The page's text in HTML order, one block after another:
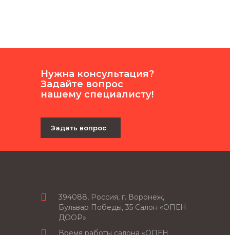
Нужна консультация?
Задайте вопрос
нашему специалисту!
Задать вопрос
394088, Россия, г. Воронеж,
Бульвар Победы, 35 Салон «ОПЕН
ДООР»
Время работы салона «ОПЕН